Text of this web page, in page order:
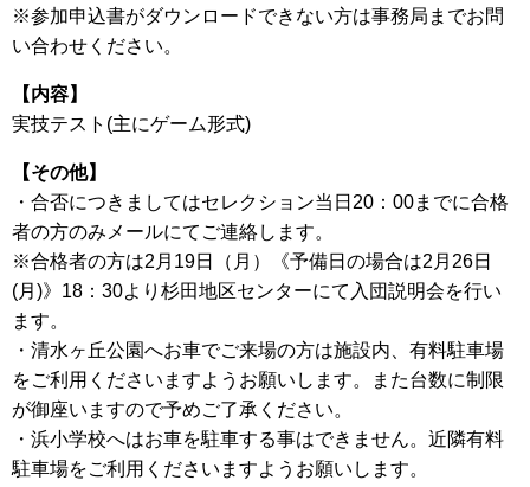
※参加申込書がダウンロードできない方は事務局までお問
い合わせください。
【内容】
実技テスト(主にゲーム形式)
【その他】
・合否につきましてはセレクション当日20：00までに合格
者の方のみメールにてご連絡します。
※合格者の方は2月19日（月）《予備日の場合は2月26日
(月)》18：30より杉田地区センターにて入団説明会を行い
ます。
・清水ヶ丘公園へお車でご来場の方は施設内、有料駐車場
をご利用くださいますようお願いします。また台数に制限
が御座いますので予めご了承ください。
・浜小学校へはお車を駐車する事はできません。近隣有料
駐車場をご利用くださいますようお願いします。